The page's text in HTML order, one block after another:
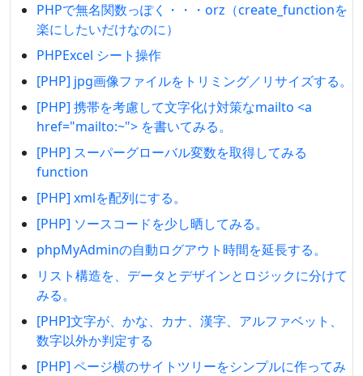
PHPで無名関数っぽく・・・orz（create_functionを
楽にしたいだけなのに）
PHPExcel シート操作
[PHP] jpg画像ファイルをトリミング／リサイズする。
[PHP] 携帯を考慮して文字化け対策なmailto <a
href="mailto:~"> を書いてみる。
[PHP] スーパーグローバル変数を取得してみる
function
[PHP] xmlを配列にする。
[PHP] ソースコードを少し晒してみる。
phpMyAdminの自動ログアウト時間を延長する。
リスト構造を、データとデザインとロジックに分けて
みる。
[PHP]文字が、かな、カナ、漢字、アルファベット、
数字以外か判定する
[PHP] ページ横のサイトツリーをシンプルに作ってみ